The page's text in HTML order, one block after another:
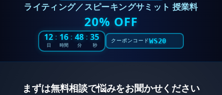
ライティング／スピーキングサミット 授業料
20% OFF
12
日
: 16
時間
: 48
分
: 33
秒
クーポンコードWS20
まずは無料相談で悩みをお聞かせください